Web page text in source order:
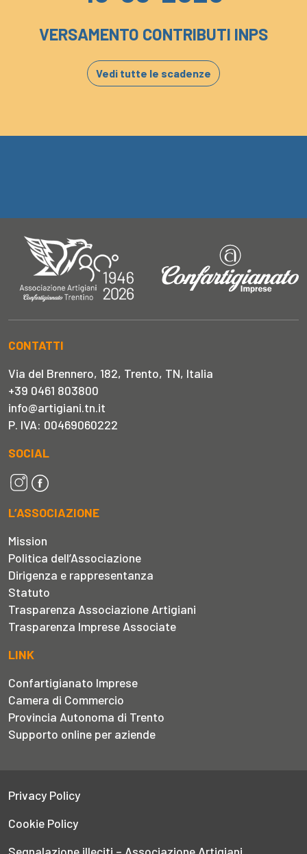
VERSAMENTO CONTRIBUTI INPS
Vedi tutte le scadenze
CONTATTI
Via del Brennero, 182, Trento, TN, Italia
+39 0461 803800
info@artigiani.tn.it
P. IVA: 00469060222
SOCIAL
L’ASSOCIAZIONE
Mission
Politica dell’Associazione
Dirigenza e rappresentanza
Statuto
Trasparenza Associazione Artigiani
Trasparenza Imprese Associate
LINK
Confartigianato Imprese
Camera di Commercio
Provincia Autonoma di Trento
Supporto online per aziende
Privacy Policy
Cookie Policy